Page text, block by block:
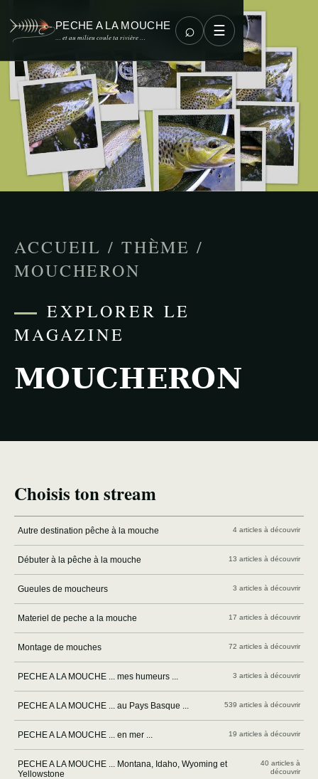
PECHE A LA MOUCHE
… et au milieu coule ta rivière … ⌕ ☰
ACCUEIL / THÈME /
MOUCHERON
EXPLORER LE
MAGAZINE
MOUCHERON
Choisis ton stream
Autre destination pêche à la mouche 4 articles à découvrir
Débuter à la pêche à la mouche 13 articles à découvrir
Gueules de moucheurs 3 articles à découvrir
Materiel de peche a la mouche 17 articles à découvrir
Montage de mouches 72 articles à découvrir
PECHE A LA MOUCHE ... mes humeurs ... 3 articles à découvrir
PECHE A LA MOUCHE ... au Pays Basque ... 539 articles à découvrir
PECHE A LA MOUCHE ... en mer ... 19 articles à découvrir
PECHE A LA MOUCHE ... Montana, Idaho, Wyoming et
Yellowstone
40 articles à
découvrir